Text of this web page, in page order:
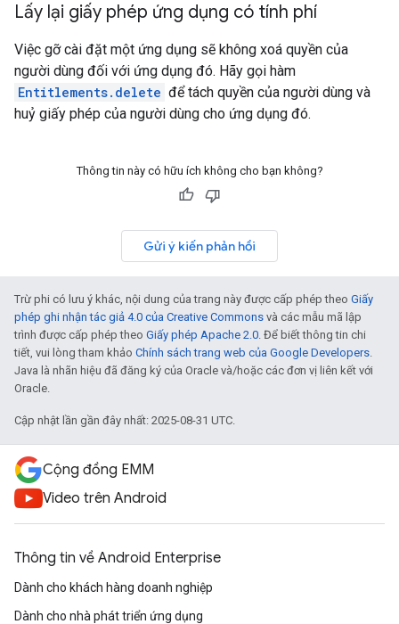
Lấy lại giấy phép ứng dụng có tính phí
Việc gỡ cài đặt một ứng dụng sẽ không xoá quyền của
người dùng đối với ứng dụng đó. Hãy gọi hàm
Entitlements.delete để tách quyền của người dùng và
huỷ giấy phép của người dùng cho ứng dụng đó.
Thông tin này có hữu ích không cho bạn không?
Gửi ý kiến phản hồi
Trừ phi có lưu ý khác, nội dung của trang này được cấp phép theo Giấy
phép ghi nhận tác giả 4.0 của Creative Commons và các mẫu mã lập
trình được cấp phép theo Giấy phép Apache 2.0. Để biết thông tin chi
tiết, vui lòng tham khảo Chính sách trang web của Google Developers.
Java là nhãn hiệu đã đăng ký của Oracle và/hoặc các đơn vị liên kết với
Oracle.
Cập nhật lần gần đây nhất: 2025-08-31 UTC.
Cộng đồng EMM
Video trên Android
Thông tin về Android Enterprise
Dành cho khách hàng doanh nghiệp
Dành cho nhà phát triển ứng dụng